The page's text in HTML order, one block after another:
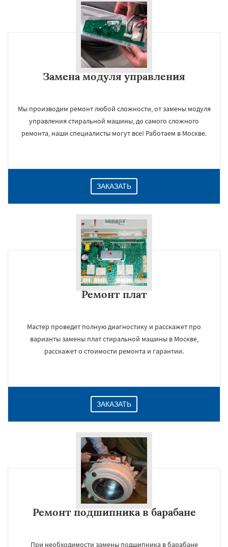
Замена модуля управления
Мы производим ремонт любой сложности, от замены модуля
управления стиральной машины, до самого сложного
ремонта, наши специалисты могут все! Работаем в Москве.
ЗАКАЗАТЬ
Ремонт плат
Мастер проведет полную диагностику и расскажет про
варианты замены плат стиральной машины в Москве,
расскажет о стоимости ремонта и гарантии.
ЗАКАЗАТЬ
Ремонт подшипника в барабане
При необходимости замены подшипника в барабане